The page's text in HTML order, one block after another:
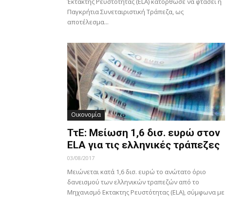
Παγκρήτια Συνεταιριστική Τράπεζα, ως
αποτέλεσμα...
Οικονομία
ΤτΕ: Μείωση 1,6 δισ. ευρώ στον
ELA για τις ελληνικές τράπεζες
03/08/2017
Μειώνεται κατά 1,6 δισ. ευρώ το ανώτατο όριο
δανεισμού των ελληνικών τραπεζών από το
Μηχανισμό Εκτακτης Ρευστότητας (ELA), σύμφωνα με